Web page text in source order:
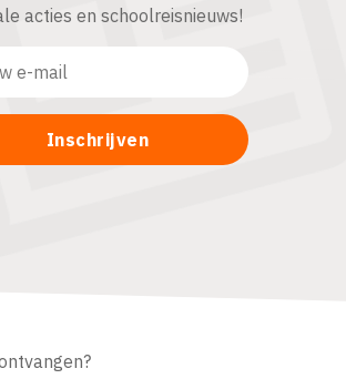
acties en schoolreisnieuws!